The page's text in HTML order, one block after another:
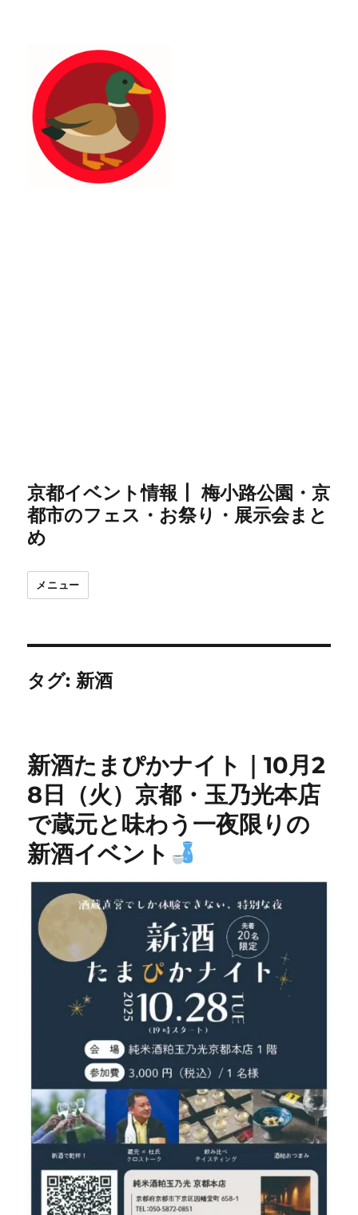
京都イベント情報┃ 梅小路公園・京
都市のフェス・お祭り・展示会まと
め
メニュー
タグ: 新酒
新酒たまぴかナイト｜10月2
8日（火）京都・玉乃光本店
で蔵元と味わう一夜限りの
新酒イベント